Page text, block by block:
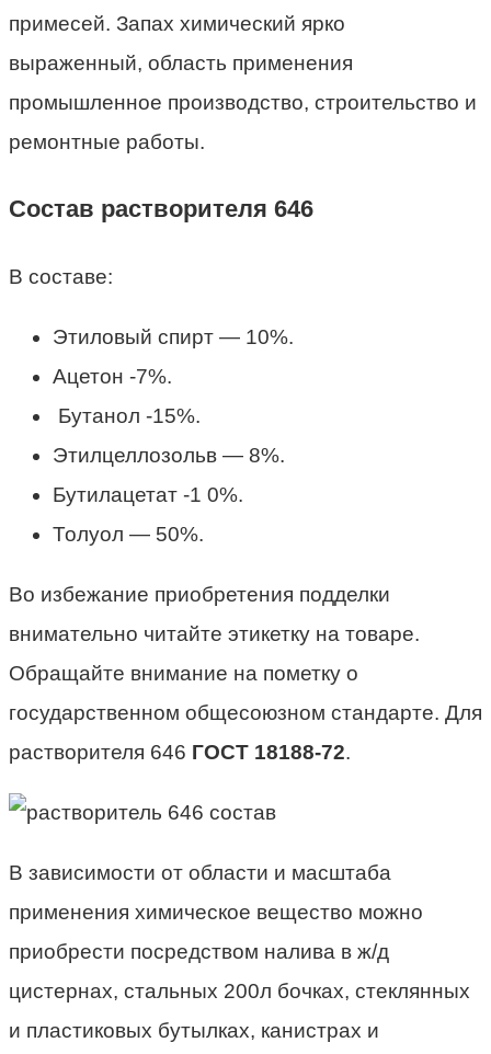
примесей. Запах химический ярко
выраженный, область применения
промышленное производство, строительство и
ремонтные работы.
Состав растворителя 646
В составе:
Этиловый спирт — 10%.
Ацетон -7%.
Бутанол -15%.
Этилцеллозольв — 8%.
Бутилацетат -1 0%.
Толуол — 50%.
Во избежание приобретения подделки
внимательно читайте этикетку на товаре.
Обращайте внимание на пометку о
государственном общесоюзном стандарте. Для
растворителя 646 ГОСТ 18188-72.
В зависимости от области и масштаба
применения химическое вещество можно
приобрести посредством налива в ж/д
цистернах, стальных 200л бочках, стеклянных
и пластиковых бутылках, канистрах и